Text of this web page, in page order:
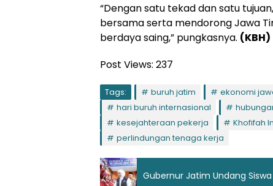
“Dengan satu tekad dan satu
bersama serta mendorong Jawa
berdaya saing,” pungkasnya. (KBH)
Post Views: 237
Tags: buruh jatim ekonomi
hari buruh internasional
kesejahteraan pekerja
Khofifah
perlindungan tenaga kerja
Gubernur Jatim Undang Siswa